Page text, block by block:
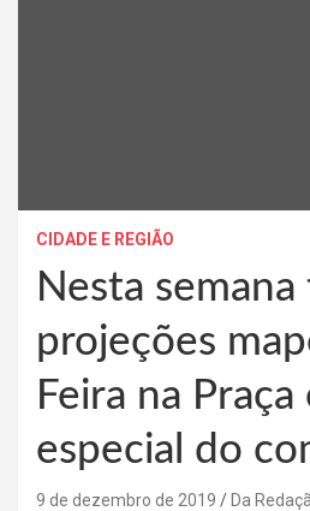
CIDADE E REGIÃO
Nesta semana
projeções
Feira na
especial do
9 de dezembro de 2019 Da